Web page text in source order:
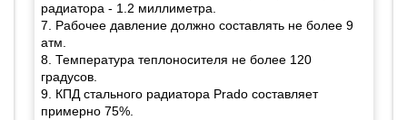
радиатора - 1.2 миллиметра.
7. Рабочее давление должно составлять не более 9
атм.
8. Температура теплоносителя не более 120
градусов.
9. КПД стального радиатора Prado составляет
примерно 75%.